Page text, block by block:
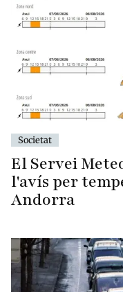
Societat
El Servei
l'avís per
Andorra